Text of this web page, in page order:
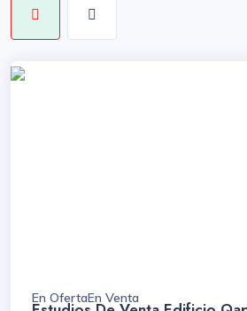
En OfertaEn Venta